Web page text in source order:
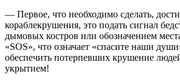
— Первое, что необходимо сделать,
кораблекрушения, это подать сигнал
дымовых костров или обозначением
«SOS», что означает «спасите наши
обеспечить потерпевших крушение
укрытием!